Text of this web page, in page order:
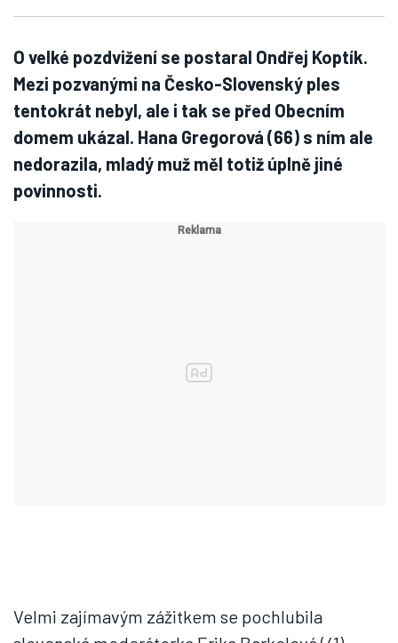
O velké pozdvižení se postaral Ondřej Koptík.
Mezi pozvanými na Česko-Slovenský ples
tentokrát nebyl, ale i tak se před Obecním
domem ukázal. Hana Gregorová (66) s ním ale
nedorazila, mladý muž měl totiž úplně jiné
povinnosti.
Velmi zajímavým zážitkem se pochlubila